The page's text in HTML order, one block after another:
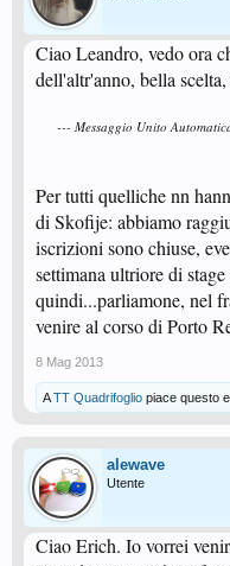
Ciao Leandro, vedo ora
dell'altr'anno, bella
--- Messaggio Unito
Per tutti quelliche nn
di Skofije: abbiamo
iscrizioni sono chiuse,
settimana ultriore di
quindi...parliamone, nel
venire al corso di Porto
8 Mag 2013
ATT Quadrifoglio piace questo
alewave
Utente
Ciao Erich. Io vorrei